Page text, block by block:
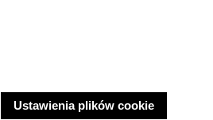
Ustawienia plików cookie